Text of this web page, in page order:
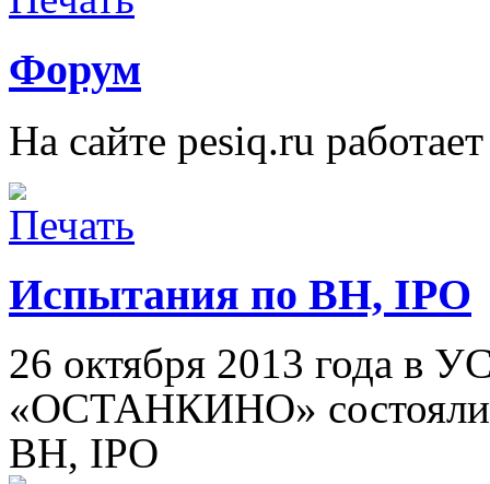
Форум
На сайте pesiq.ru
Испытания по BH, IPO
26 октября 2013 года в
«ОСТАНКИНО»
BH, IPO